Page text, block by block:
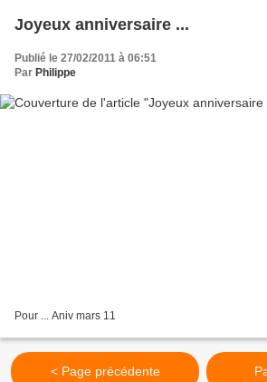
Joyeux anniversaire ...
Publié le 27/02/2011 à 06:51
Par Philippe
Pour ... Aniv mars 11
< Page précédente